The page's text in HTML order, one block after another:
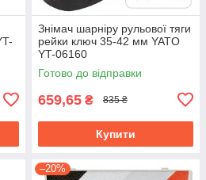
Знімач шарніру рульової тяги
рейки ключ 35-42 мм YATO
YT-06160
Готово до відправки
659,65 ₴ 835 ₴
Купити
–20%